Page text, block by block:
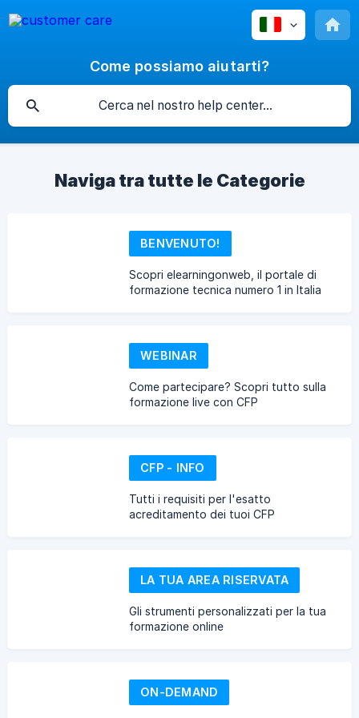
Come possiamo aiutarti?
Naviga tra tutte le Categorie
BENVENUTO!
Scopri elearningonweb, il portale di
formazione tecnica numero 1 in Italia
WEBINAR
Come partecipare? Scopri tutto sulla
formazione live con CFP
CFP - INFO
Tutti i requisiti per l'esatto
acreditamento dei tuoi CFP
LA TUA AREA RISERVATA
Gli strumenti personalizzati per la tua
formazione online
ON-DEMAND